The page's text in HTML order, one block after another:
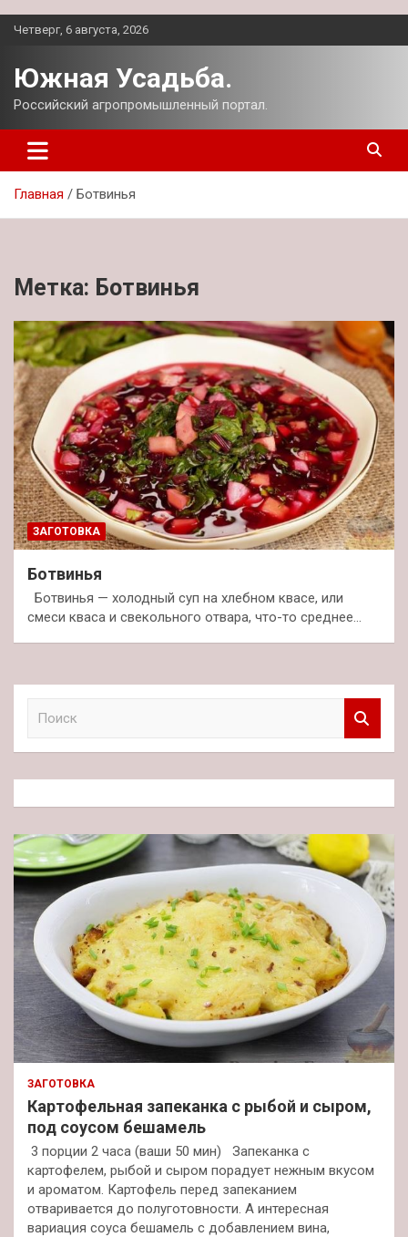
Перейти
Четверг, 6 августа, 2026
Южная Усадьба.
Российский агропромышленный портал.
Главная Ботвинья
Метка: Ботвинья
ЗАГОТОВКА
Ботвинья
Ботвинья — холодный суп на хлебном квасе, или
смеси кваса и свекольного отвара, что-то среднее…
к
ЗАГОТОВКА
Картофельная запеканка с рыбой и сыром,
под соусом бешамель
3 порции 2 часа (ваши 50 мин) Запеканка с
картофелем, рыбой и сыром порадует нежным вкусом
и ароматом. Картофель перед запеканием
отваривается до полуготовности. А интересная
вариация соуса бешамель с добавлением вина,